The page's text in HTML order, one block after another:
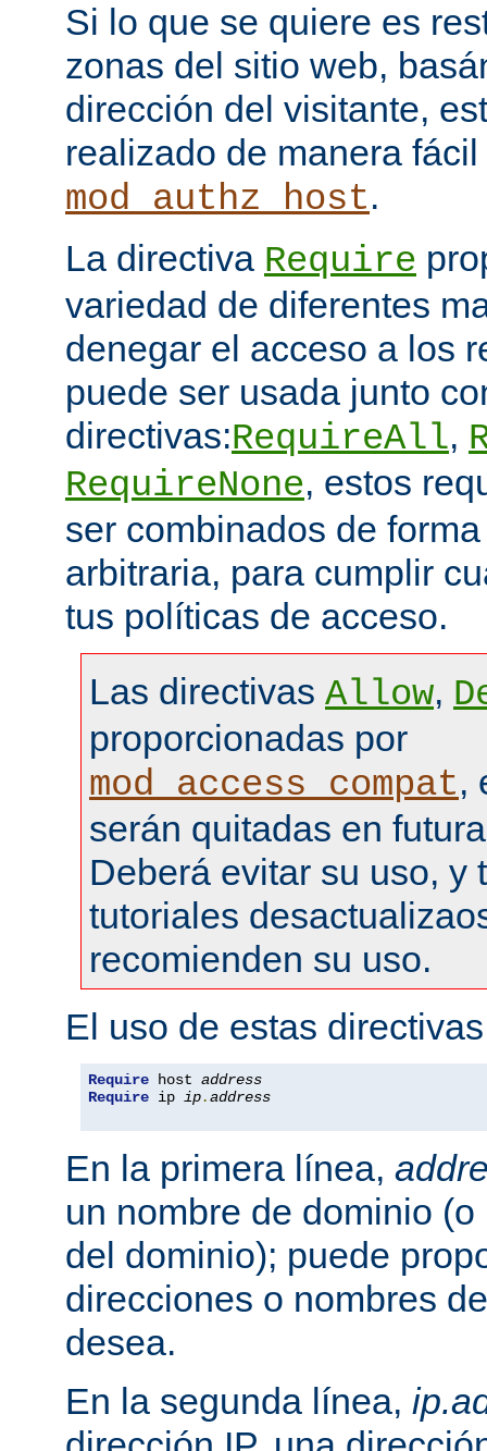
Si lo que se quiere es
zonas del sitio web,
dirección del visitante,
realizado de manera
mod_authz_host.
La directiva Require
variedad de diferentes
denegar el acceso a los
puede ser usada junto
directivas:RequireAll,
RequireNone, estos
ser combinados de
arbitraria, para cumplir
tus políticas de acceso.
Las directivas Allow,
proporcionadas por
mod_access_compat,
serán quitadas en
Deberá evitar su uso, y
tutoriales
recomienden su uso.
El uso de estas
Require host address
Require ip ip.address
En la primera línea,
un nombre de dominio
del dominio); puede
direcciones o nombres
desea.
En la segunda línea,